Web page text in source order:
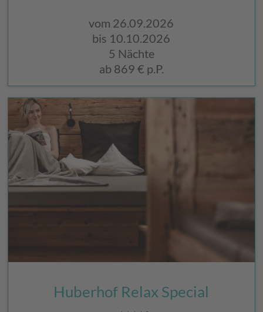
vom 26.09.2026
bis 10.10.2026
5 Nächte
ab869 € p.P.
Huberhof Relax Special